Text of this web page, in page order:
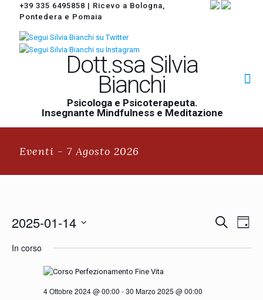
+39 335 6495858 | Ricevo a Bologna,
Pontedera e Pomaia
Dott.ssa Silvia
Bianchi
Psicologa e Psicoterapeuta.
Insegnante Mindfulness e Meditazione
Eventi - 7 Agosto 2026
Eventi
Ricerca
Cerca
Viste
Giorno
2025-01-14
la
In corso
4 Ottobre 2024 @ 00:00 -30 Marzo 2025 @ 00:00